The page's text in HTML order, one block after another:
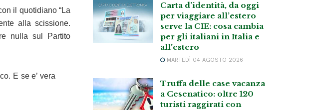
il quotidiano “La
alla scissione.
nulla sul Partito
E se e’ vera
Carta d’identità, da oggi
per viaggiare all’estero
serve la CIE: cosa cambia
per gli italiani in Italia e
all’estero
MARTEDÌ 04 AGOSTO 2026
Truffa delle case vacanza
a Cesenatico: oltre 120
turisti raggirati con